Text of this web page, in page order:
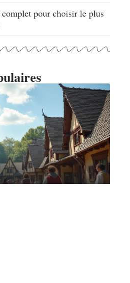
pour choisir le plus
visiter le Puy